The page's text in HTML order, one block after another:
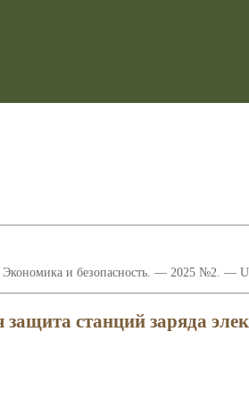
и безопасность. — 2025 №2. —
станций заряда